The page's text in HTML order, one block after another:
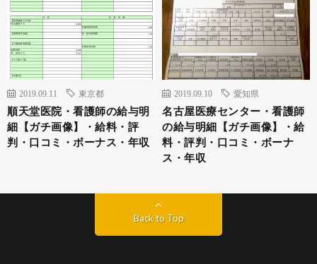
2019.09.11 東京都
順天堂医院・看護師の給与明
細【ガチ画像】・給料・評
判・口コミ・ボーナス・年収
2019.09.10 愛知県
名古屋医療センター・看護師
の給与明細【ガチ画像】・給
料・評判・口コミ・ボーナ
ス・年収
Back to Top